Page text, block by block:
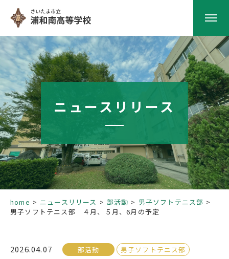
HOME
学校紹介
南高の教育
学校生活
部活動
受検生の方へ
ニュースリリース
home ニュースリリース 部活動
男子ソフトテニス部
男子ソフトテニス部 ４月、５月、6月の予定
2026.04.07 部活動 男子ソフトテニス部